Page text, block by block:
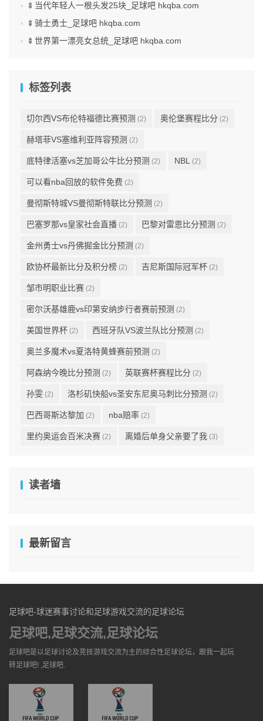
🍢当代年轻人一根头发25块_足球吧 hkqba.com
🍢骑士勇士_足球吧 hkqba.com
🍢世界第一漂亮女总统_足球吧 hkqba.com
标签列表
切尔西VS布伦特福德比赛预测 (2) 奥伦堡赛程比分 (2)
赫塔菲VS塞维利亚阵容预测 (2)
底特律活塞vs芝加哥公牛比分预测 (2) NBL (2)
可以看nba回放的软件免费 (2)
曼彻斯特城VS曼彻斯特联比分预测 (2)
巴塞罗那vs皇家社会直播 (2) 巴黎对雷恩比分预测 (2)
金州勇士vs丹佛掘金比分预测 (2)
欧协杯最新比分及积分榜 (2) 吉尼斯国际冠军杯 (2)
邹市明职业比赛 (2)
密尔沃基雄鹿vs印第安纳步行者赛前预测 (2)
美国世界杯 (2) 西班牙队VS波兰队比分预测 (2)
奥兰多魔术vs夏洛特黄蜂赛前预测 (2)
阿森纳今晚比分预测 (2) 英联赛杯赛程比分 (2)
孙雯 (2) 洛杉矶快船vs圣安东尼奥马刺比分预测 (2)
巴西哥斯达黎加 (2) nba赔率 (2)
里约奥运会百米决赛 (2) 离婚后单身父亲要了我 (3)
读者墙
最新留言
足球吧-球迷赛事讨论和足球游戏交流的足球论坛
足球吧,足球交流,足球论坛
足球吧是以足球讨论及竞技游戏交流为主的综合性足球论坛，跟我一起玩
转足球吧! ,足球吧.